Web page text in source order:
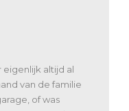
eigenlijk altijd al
van de familie
of was